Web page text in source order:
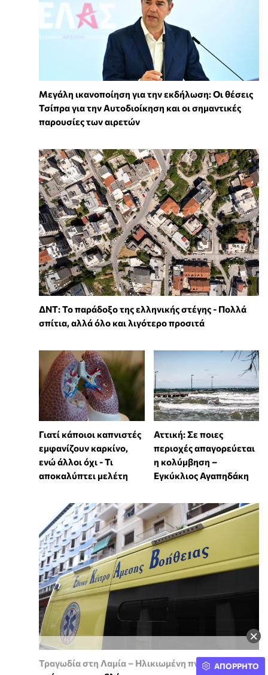
×
Μεγάλη ικανοποίηση για την εκδήλωση: Οι θέσεις
Τσίπρα για την Αυτοδιοίκηση και οι σημαντικές
παρουσίες των αιρετών
ΔΝΤ: Το παράδοξο της ελληνικής στέγης - Πολλά
σπίτια, αλλά όλο και λιγότερο προσιτά
Γιατί κάποιοι καπνιστές
εμφανίζουν καρκίνο,
ενώ άλλοι όχι - Τι
αποκαλύπτει μελέτη
Αττική: Σε ποιες
περιοχές απαγορεύεται
η κολύμβηση –
Εγκύκλιος Αγαπηδάκη
Τραγωδία στη Λαμία – Ηλικιωμένη πνίγηκεΑΠΟΡΡΗΤΟ